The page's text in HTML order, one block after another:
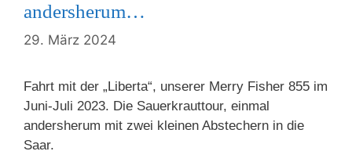
andersherum…
29. März 2024
Fahrt mit der „Liberta“, unserer Merry Fisher 855 im
Juni-Juli 2023. Die Sauerkrauttour, einmal
andersherum mit zwei kleinen Abstechern in die
Saar.